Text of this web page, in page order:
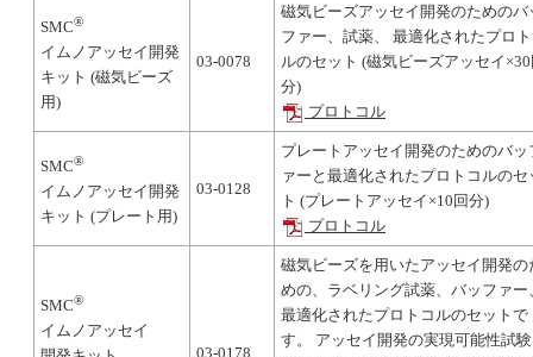
SMC®
イムノアッセイ開発
キット (磁気ビーズ
用)
03-0078
磁気ビーズアッセイ開発のためのバ
ファー、試薬、 最適化されたプロ
ルのセット (磁気ビーズアッセイ
分)
プロトコル
SMC®
イムノアッセイ開発
キット (プレート用)
03-0128
プレートアッセイ開発のためのバッ
ァーと最適化されたプロトコルのセ
ト (プレートアッセイ×10回分)
プロトコル
SMC®
イムノアッセイ
03-0178
磁気ビーズを用いたアッセイ開発の
めの、ラベリング試薬、バッファー
最適化されたプロトコルのセットで
す。 アッセイ開発の実現可能性試